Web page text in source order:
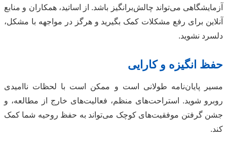
آزمایشگاهی می‌تواند چالش‌برانگیز باشد. از اساتید، همکاران و منابع
آنلاین برای رفع مشکلات کمک بگیرید و هرگز در مواجهه با مشکل،
دلسرد نشوید.
حفظ انگیزه و کارایی
مسیر پایان‌نامه طولانی است و ممکن است با لحظات ناامیدی
روبرو شوید. استراحت‌های منظم، فعالیت‌های خارج از مطالعه، و
جشن گرفتن موفقیت‌های کوچک می‌تواند به حفظ روحیه شما کمک
کند.